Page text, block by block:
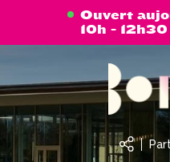
Ouvert
10h -